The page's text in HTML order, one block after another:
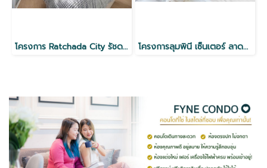
โครงการ Ratchada City รัชดา18 ใกล้ MRT ห้วยขวาง โครงการลุมพินี เซ็นเตอร์ ลาดพร้าว 111 ใกล้ MRT